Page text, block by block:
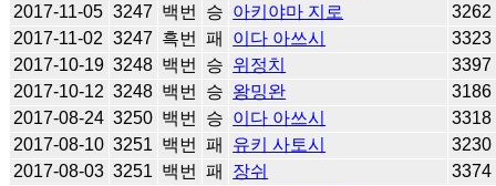
2017-11-05 3247 백번 승 아키야마 지로
3262
2017-11-02 3247 흑번 패 이다 아쓰시
3323
2017-10-19 3248 백번 승 위정치
3397
2017-10-12 3248 백번 승 왕밍완
3186
2017-08-24 3250 백번 승 이다 아쓰시
3318
2017-08-10 3251 백번 패 유키 사토시
3230
2017-08-03 3251 백번 패 장쉬
3374